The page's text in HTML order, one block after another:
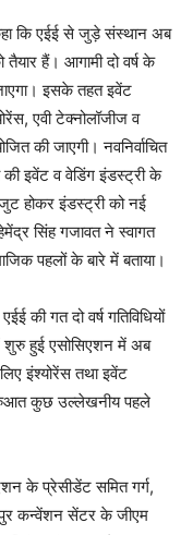
कि एईई से जुड़े संस्थान अब
हैं। आगामी दो वर्ष के
इसके तहत इवेंट
एवी टेक्नोलॉजीज व
की जाएगी। नवनिर्वाचित
इवेंट व वेडिंग इंडस्ट्री के
होकर इंडस्ट्री को नई
सिंह गजावत ने स्वागत
पहलों के बारे में बताया।
की गत दो वर्ष गतिविधियों
शुरु हुई एसोसिएशन में अब
इंश्योरेंस तथा इवेंट
शुरुआत कुछ उल्लेखनीय पहले
के प्रेसीडेंट समित गर्ग,
कन्वेंशन सेंटर के जीएम